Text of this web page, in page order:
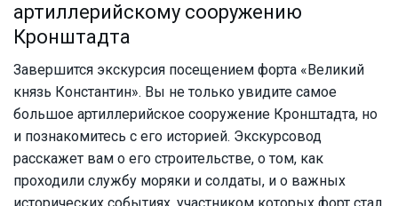
артиллерийскому сооружению
Кронштадта
Завершится экскурсия посещением форта «Великий
князь Константин». Вы не только увидите самое
большое артиллерийское сооружение Кронштадта, но
и познакомитесь с его историей. Экскурсовод
расскажет вам о его строительстве, о том, как
проходили службу моряки и солдаты, и о важных